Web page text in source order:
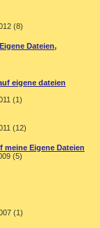
(8)
Dateien,
eigene dateien
(1)
(12)
meine Eigene Dateien
(5)
(1)